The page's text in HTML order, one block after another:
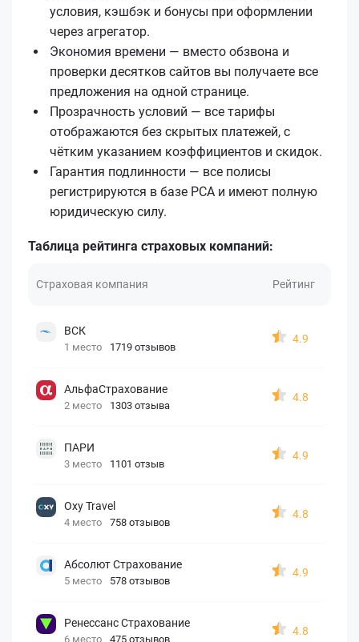
условия, кэшбэк и бонусы при оформлении
через агрегатор.
Экономия времени — вместо обзвона и
проверки десятков сайтов вы получаете все
предложения на одной странице.
Прозрачность условий — все тарифы
отображаются без скрытых платежей, с
чётким указанием коэффициентов и скидок.
Гарантия подлинности — все полисы
регистрируются в базе РСА и имеют полную
юридическую силу.
Таблица рейтинга страховых компаний:
Страховая компания Рейтинг
ВСК
1 место 1719 отзывов
4.9
АльфаСтрахование
2 место 1303 отзыва
4.8
ПАРИ
3 место 1101 отзыв
4.9
Oxy Travel
4 место 758 отзывов
4.8
Абсолют Страхование
5 место 578 отзывов
4.9
Ренессанс Страхование
6 место 475 отзывов
4.8